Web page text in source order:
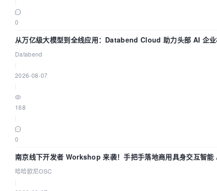
0
从万亿级大模型到全线应用：Databend Cloud 助力头部 AI 企
Trace 数据管道
Databend
2026-08-07
168
0
南京线下开发者 Workshop 来袭！手把手落地商用具身交互智
用
哈哈欧尼OSC